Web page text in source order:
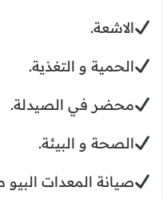
الاشعة.
الحمية و التغذية.
محضر في الصيدلة.
الصحة و البيئة.
صيانة المعدات البيو